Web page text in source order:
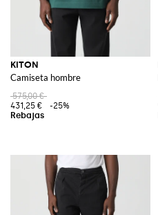
KITON
Camiseta hombre
575,00 €
431,25 €
-25%